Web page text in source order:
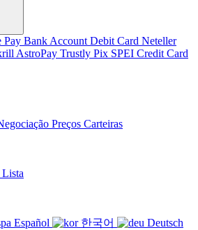
Pay Bank Account Debit Card Neteller
AstroPay Trustly Pix SPEI Credit Card
Preços Carteiras
Lista
Español 한국어
Deutsch